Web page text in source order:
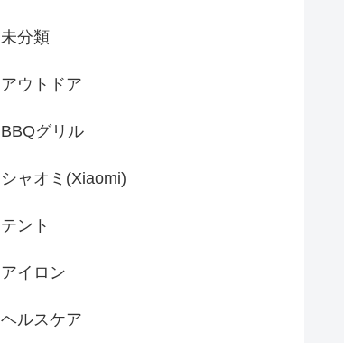
未分類
アウトドア
BBQグリル
シャオミ(Xiaomi)
テント
アイロン
ヘルスケア